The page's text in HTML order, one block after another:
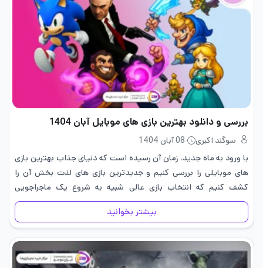
بررسی و دانلود بهترین بازی های موبایل آبان 1404
سوگند اکبری
08 آبان 1404
با ورود به ماه جدید، زمان آن رسیده است که دنیای جذاب بهترین بازی
های موبایلی را بررسی کنیم و جدیدترین بازی های لذت بخش آن را
کشف کنیم که انتخاب بازی عالی شبیه به شروع یک ماجراجویی
هیجان‌انگیز است،…
بیشتر بخوانید